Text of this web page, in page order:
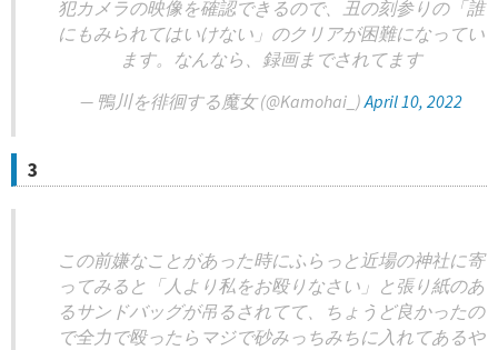
犯カメラの映像を確認できるので、丑の刻参りの「誰
にもみられてはいけない」のクリアが困難になってい
ます。なんなら、録画までされてます
— 鴨川を徘徊する魔女 (@Kamohai_)April 10, 2022
3
この前嫌なことがあった時にふらっと近場の神社に寄
ってみると「人より私をお殴りなさい」と張り紙のあ
るサンドバッグが吊るされてて、ちょうど良かったの
で全力で殴ったらマジで砂みっちみちに入れてあるや